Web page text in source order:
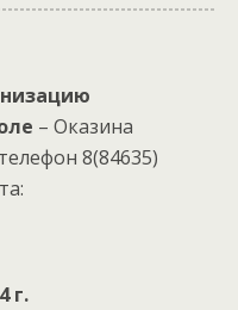
– Оказина
8(84635)
г.